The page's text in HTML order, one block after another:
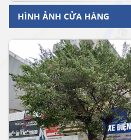
HÌNH ẢNH CỬA HÀNG